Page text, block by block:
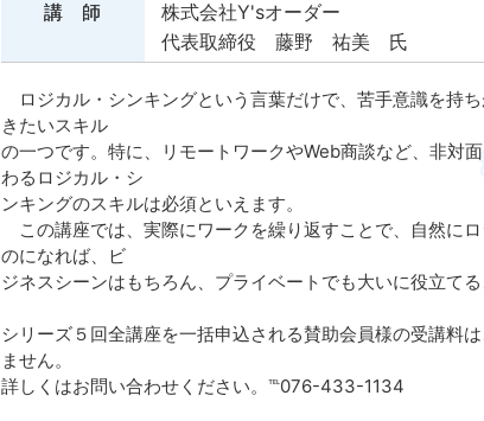
講 師
株式会社Y'sオーダー
代表取締役 藤野 祐美 氏
ロジカル・シンキングという言葉だけで、苦手意識を持
きたいスキル
の一つです。特に、リモートワークやWeb商談など、非対
わるロジカル・シ
ンキングのスキルは必須といえます。
この講座では、実際にワークを繰り返すことで、自然に
のになれば、ビ
ジネスシーンはもちろん、プライベートでも大いに役立て
シリーズ５回全講座を一括申込される賛助会員様の受講料
ません。
詳しくはお問い合わせください。℡076-433-1134